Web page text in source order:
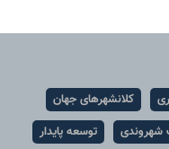
کلانشهرهای جهان
شهروندی
توسعه پایدار